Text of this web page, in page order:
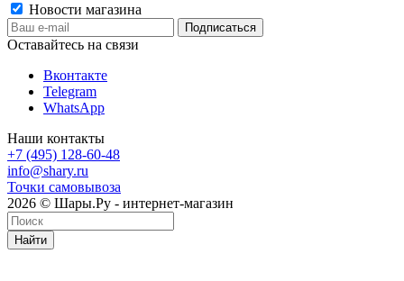
Новости магазина
Оставайтесь на связи
Вконтакте
Telegram
WhatsApp
Наши контакты
+7 (495) 128-60-48
info@shary.ru
Точки самовывоза
2026 © Шары.Ру - интернет-магазин
Найти